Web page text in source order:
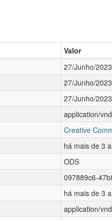
Valor
27/Junho/2023
27/Junho/2023
27/Junho/2023
application/
Creative
há mais de 3
ODS
097889c6-
há mais de 3
application/